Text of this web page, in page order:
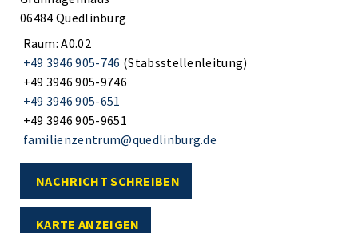
06484 Quedlinburg
Raum: A0.02
+49 3946 905-746 (Stabsstellenleitung)
+49 3946 905-9746
+49 3946 905-651
+49 3946 905-9651
familienzentrum@quedlinburg.de
NACHRICHT SCHREIBEN
KARTE ANZEIGEN